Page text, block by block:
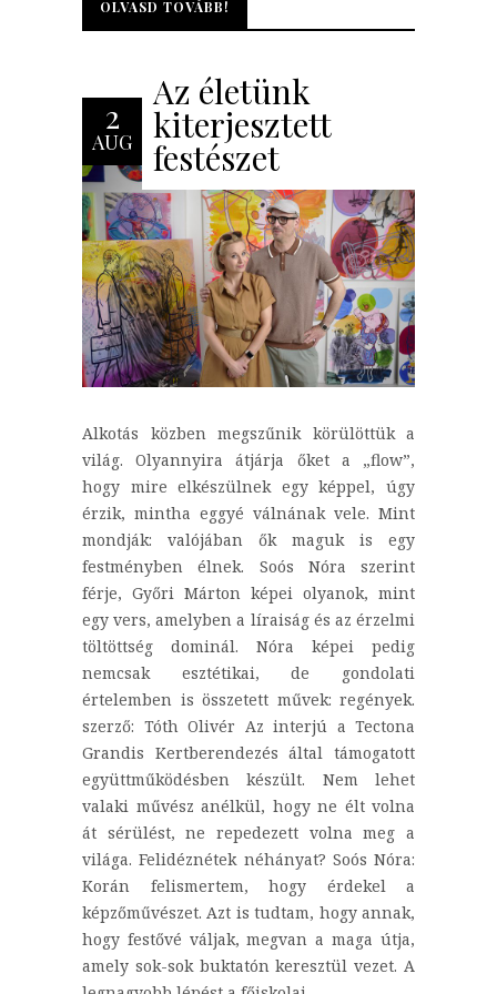
OLVASD TOVÁBB!
OLVASD TOVÁBB!
2
AUG
Az életünk
kiterjesztett
festészet
Alkotás közben megszűnik körülöttük a
világ. Olyannyira átjárja őket a „flow”,
hogy mire elkészülnek egy képpel, úgy
érzik, mintha eggyé válnának vele. Mint
mondják: valójában ők maguk is egy
festményben élnek. Soós Nóra szerint
férje, Győri Márton képei olyanok, mint
egy vers, amelyben a líraiság és az érzelmi
töltöttség dominál. Nóra képei pedig
nemcsak esztétikai, de gondolati
értelemben is összetett művek: regények.
szerző: Tóth Olivér Az interjú a Tectona
Grandis Kertberendezés által támogatott
együttműködésben készült. Nem lehet
valaki művész anélkül, hogy ne élt volna
át sérülést, ne repedezett volna meg a
világa. Felidéznétek néhányat? Soós Nóra:
Korán felismertem, hogy érdekel a
képzőművészet. Azt is tudtam, hogy annak,
hogy festővé váljak, megvan a maga útja,
amely sok-sok buktatón keresztül vezet. A